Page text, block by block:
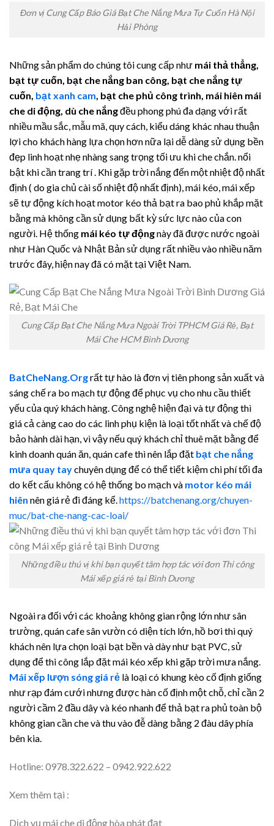
Đơn vị Cung Cấp Báo Giá Bạt Che Nắng Mưa Tự Cuốn Hà Nội
Hải Phòng
Những sản phẩm do chúng tôi cung cấp như mái thả thẳng,
bạt tự cuốn, bạt che nắng ban công, bạt che nắng tự
cuốn, bạt xanh cam , bạt che phủ công trình, mái hiên mái
che di động, dù che nắngđều phong phú đa dạng với rất
nhiều mầu sắc, mẫu mã, quy cách, kiểu dáng khác nhau thuận
lợi cho khách hàng lựa chọn hơn nữa lại dễ dàng sử dụng bền
đẹp linh hoạt nhẹ nhàng sang trọng tối ưu khi che chắn. nổi
bật khi cần trang trí . Khi gặp trời nắng đến một nhiệt độ nhất
định ( do gia chủ cài số nhiệt độ nhất định), mái kéo, mái xếp
sẽ tự động kích hoạt motor kéo thả bạt ra bao phủ khắp mặt
bằng mà không cần sử dụng bất kỳ sức lực nào của con
người. Hệ thống mái kéo tự độngnày đã được nước ngoài
như Hàn Quốc và Nhật Bản sử dụng rất nhiều vào nhiều năm
trước đây, hiện nay đã có mặt tại Việt Nam.
Cung Cấp Bạt Che Nắng Mưa Ngoài Trời TPHCM Giá Rẻ, Bạt
Mái Che HCM Bình Dương
BatCheNang.Orgrất tự hào là đơn vị tiên phong sản xuất và
sáng chế ra bo mạch tự động để phục vụ cho nhu cầu thiết
yếu của quý khách hàng. Công nghệ hiện đại và tự động thì
giá cả càng cao do các linh phụ kiện là loại tốt nhất và chế độ
bảo hành dài hạn, vì vậy nếu quý khách chỉ thuê mặt bằng để
kinh doanh quán ăn, quán cafe thì nên lắp đặt bạt che nắng
mưa quay taychuyên dụng để có thể tiết kiệm chi phí tối đa
do kết cấu không có hệ thống bo mạch và motor kéo mái
hiên nên giá rẻ đi đáng kể.https://batchenang.org/chuyen-
muc/bat-che-nang-cac-loai/
Những điều thú vị khi bạn quyết tâm hợp tác với đơn Thi công
Mái xếp giá rẻ tại Bình Dương
Ngoài ra đối với các khoảng không gian rộng lớn như sân
trường, quán cafe sân vườn có diện tích lớn, hồ bơi thì quý
khách nên lựa chọn loại bạt bền và dày như bạt PVC, sử
dụng để thi công lắp đặt mái kéo xếp khi gặp trời mưa nắng.
Mái xếp lượn sóng giá rẻ là loại có khung kèo cố định giống
như rạp đám cưới nhưng được hàn cố định một chỗ, chỉ cần 2
người cầm 2 đầu dây và kéo nhanh để thả bạt ra phủ toàn bộ
không gian cần che và thu vào đễ dàng bằng 2 đàu dây phía
bên kia.
Hotline: 0978.322.622 – 0942.922.622
Xem thêm tại :
Dịch vụ mái che di động hòa phát đạt